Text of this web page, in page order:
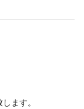
ます。